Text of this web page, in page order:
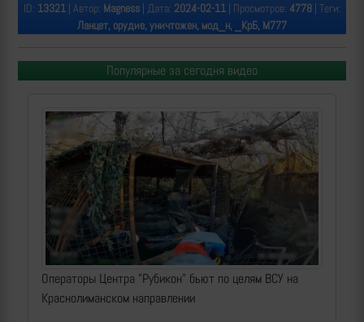
ID: 13321| Автор: Magness| Дата: 2024-02-11| Просмотров: 4778| Теги:
Ланцет, орудие, уничтожен, мод_н, _КрБ, M777
Популярные за сегодня видео
Операторы Центра "Рубикон" бьют по целям ВСУ на
Краснолиманском направлении